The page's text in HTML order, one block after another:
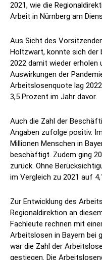
2021, wie die
Arbeit in Nürnberg am
Aus Sicht des
Holtzwart, konnte sich der
2022 damit wieder erholen
Auswirkungen der
Arbeitslosenquote lag
3,5 Prozent im Jahr davor.
Auch die Zahl der
Angaben zufolge positiv.
Millionen Menschen in
beschäftigt. Zudem ging
zurück. Ohne
im Vergleich zu 2021 auf
Zur Entwicklung des
Regionaldirektion an
Fachleute rechnen mit
Arbeitslosen in Bayern bei
war die Zahl der
gestiegen. Die